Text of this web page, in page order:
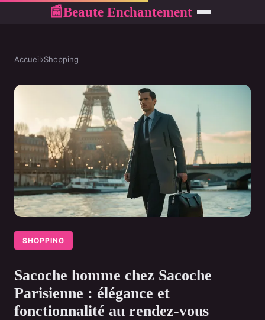
📰Beaute Enchantement
Accueil›Shopping
SHOPPING
Sacoche homme chez Sacoche
Parisienne : élégance et
fonctionnalité au rendez-vous